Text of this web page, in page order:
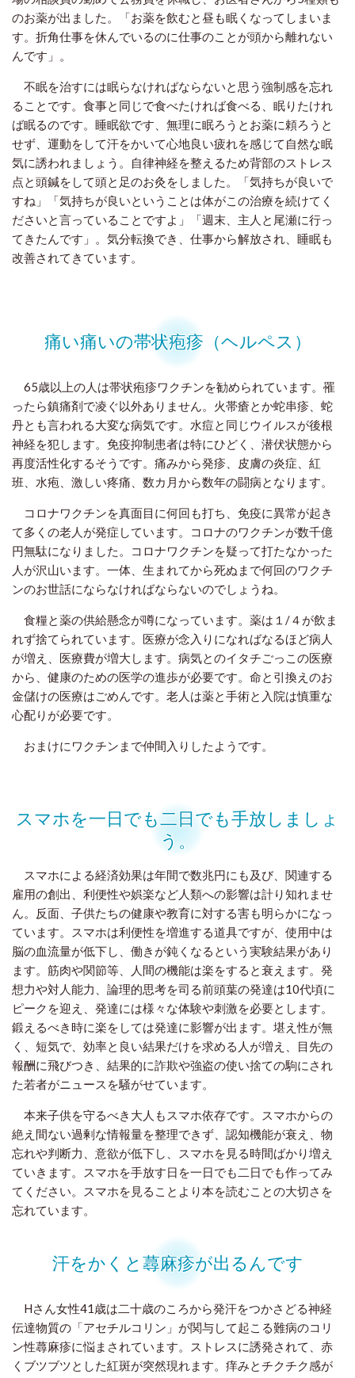
のお薬が出ました。「お薬を飲むと昼も眠くなってしまいま
す。折角仕事を休んでいるのに仕事のことが頭から離れない
んです」。
不眠を治すには眠らなければならないと思う強制感を忘れ
ることです。食事と同じで食べたければ食べる、眠りたけれ
ば眠るのです。睡眠欲です、無理に眠ろうとお薬に頼ろうと
せず、運動をして汗をかいて心地良い疲れを感じて自然な眠
気に誘われましょう。自律神経を整えるため背部のストレス
点と頭鍼をして頭と足のお灸をしました。「気持ちが良いで
すね」「気持ちが良いということは体がこの治療を続けてく
ださいと言っていることですよ」「週末、主人と尾瀬に行っ
てきたんです」。気分転換でき、仕事から解放され、睡眠も
改善されてきています。
痛い痛いの帯状疱疹（ヘルペス）
65歳以上の人は帯状疱疹ワクチンを勧められています。罹
ったら鎮痛剤で凌ぐ以外ありません。火帯瘡とか蛇串疹、蛇
丹とも言われる大変な病気です。水痘と同じウイルスが後根
神経を犯します。免疫抑制患者は特にひどく、潜伏状態から
再度活性化するそうです。痛みから発疹、皮膚の炎症、紅
班、水疱、激しい疼痛、数カ月から数年の闘病となります。
コロナワクチンを真面目に何回も打ち、免疫に異常が起き
て多くの老人が発症しています。コロナのワクチンが数千億
円無駄になりました。コロナワクチンを疑って打たなかった
人が沢山います。一体、生まれてから死ぬまで何回のワクチ
ンのお世話にならなければならないのでしょうね。
食糧と薬の供給懸念が噂になっています。薬は１/４が飲ま
れず捨てられています。医療が念入りになればなるほど病人
が増え、医療費が増大します。病気とのイタチごっこの医療
から、健康のための医学の進歩が必要です。命と引換えのお
金儲けの医療はごめんです。老人は薬と手術と入院は慎重な
心配りが必要です。
おまけにワクチンまで仲間入りしたようです。
スマホを一日でも二日でも手放しましょ
う。
スマホによる経済効果は年間で数兆円にも及び、関連する
雇用の創出、利便性や娯楽など人類への影響は計り知れませ
ん。反面、子供たちの健康や教育に対する害も明らかになっ
ています。スマホは利便性を増進する道具ですが、使用中は
脳の血流量が低下し、働きが鈍くなるという実験結果があり
ます。筋肉や関節等、人間の機能は楽をすると衰えます。発
想力や対人能力、論理的思考を司る前頭葉の発達は10代頃に
ピークを迎え、発達には様々な体験や刺激を必要とします。
鍛えるべき時に楽をしては発達に影響が出ます。堪え性が無
く、短気で、効率と良い結果だけを求める人が増え、目先の
報酬に飛びつき、結果的に詐欺や強盗の使い捨ての駒にされ
た若者がニュースを騒がせています。
本来子供を守るべき大人もスマホ依存です。スマホからの
絶え間ない過剰な情報量を整理できず、認知機能が衰え、物
忘れや判断力、意欲が低下し、スマホを見る時間ばかり増え
ていきます。スマホを手放す日を一日でも二日でも作ってみ
てください。スマホを見ることより本を読むことの大切さを
忘れています。
汗をかくと蕁麻疹が出るんです
Hさん女性41歳は二十歳のころから発汗をつかさどる神経
伝達物質の「アセチルコリン」が関与して起こる難病のコリ
ン性蕁麻疹に悩まされています。ストレスに誘発されて、赤
くブツブツとした紅斑が突然現れます。痒みとチクチク感が